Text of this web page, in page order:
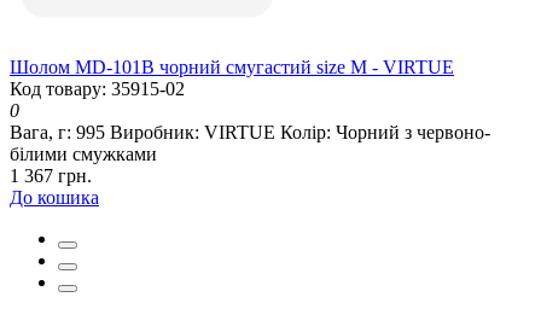
Шолом MD-101B чорний смугастий size M - VIRTUE
Код товару: 35915-02
0
Вага, г: 995 Виробник: VIRTUE Колір: Чорний з червоно-
білими смужками
1 367 грн.
До кошика